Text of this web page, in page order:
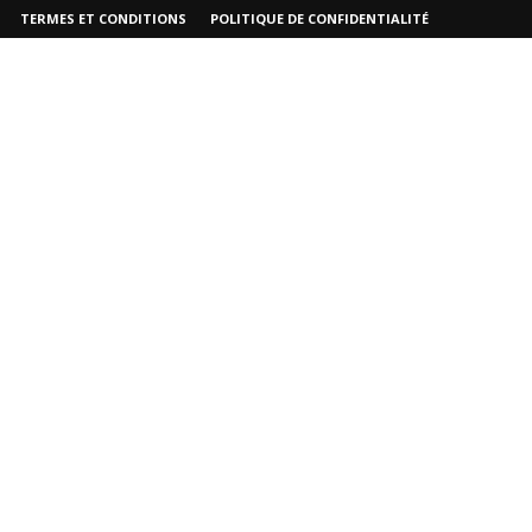
TERMES ET CONDITIONS POLITIQUE DE CONFIDENTIALITÉ